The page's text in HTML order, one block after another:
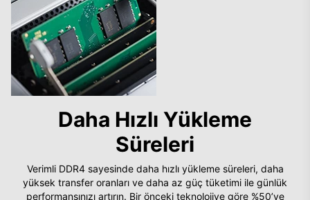
Daha Hızlı Yükleme
Süreleri
Verimli DDR4 sayesinde daha hızlı yükleme süreleri, daha
yüksek transfer oranları ve daha az güç tüketimi ile günlük
performansınızı artırın. Bir önceki teknolojiye göre %50’ye